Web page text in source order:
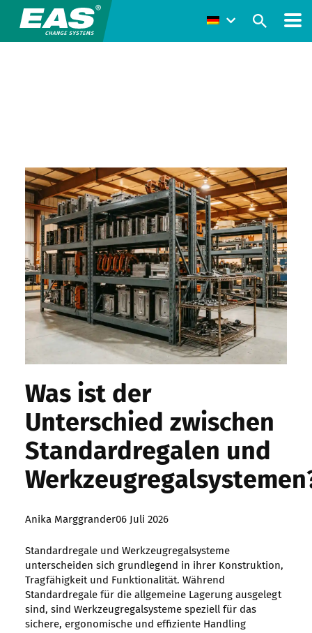
Was ist der
Unterschied zwischen
Standardregalen und
Posted
Anika Marggrander06 Juli 2026
Standardregale und Werkzeugregalsysteme
unterscheiden sich grundlegend in ihrer Konstruktion,
Tragfähigkeit und Funktionalität. Während
Standardregale für die allgemeine Lagerung ausgelegt
sind, sind Werkzeugregalsysteme speziell für das
sichere, ergonomische und effiziente Handling